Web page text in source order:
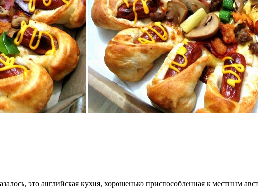
это английская кухня, хорошенько приспособленная к местным